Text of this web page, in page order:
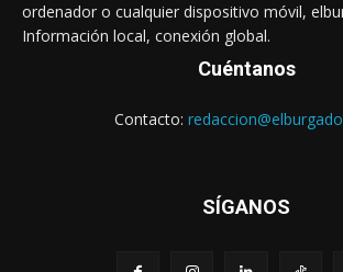
ordenador o cualquier dispositivo móvil,
Información local, conexión global.
Cuéntanos
Contacto:
SÍGANOS